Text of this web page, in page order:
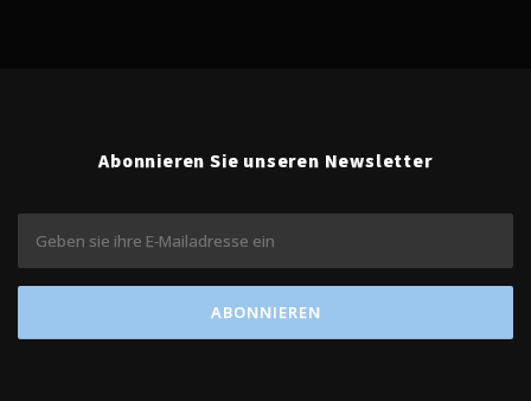
Abonnieren Sie unseren Newsletter